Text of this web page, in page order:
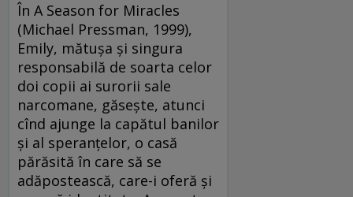
În A Season for Miracles
(Michael Pressman, 1999),
Emily, mătuşa şi singura
responsabilă de soarta celor
doi copii ai surorii sale
narcomane, găseşte, atunci
cînd ajunge la capătul banilor
şi al speranţelor, o casă
părăsită în care să se
adăpostească, care-i oferă şi